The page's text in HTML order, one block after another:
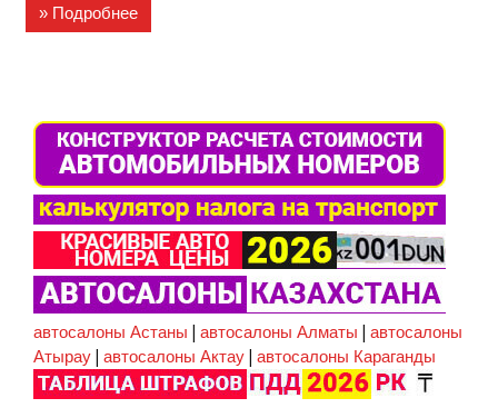
» Подробнее
автосалоны Астаны |автосалоны Алматы |автосалоны
Атырау |автосалоны Актау |автосалоны Караганды